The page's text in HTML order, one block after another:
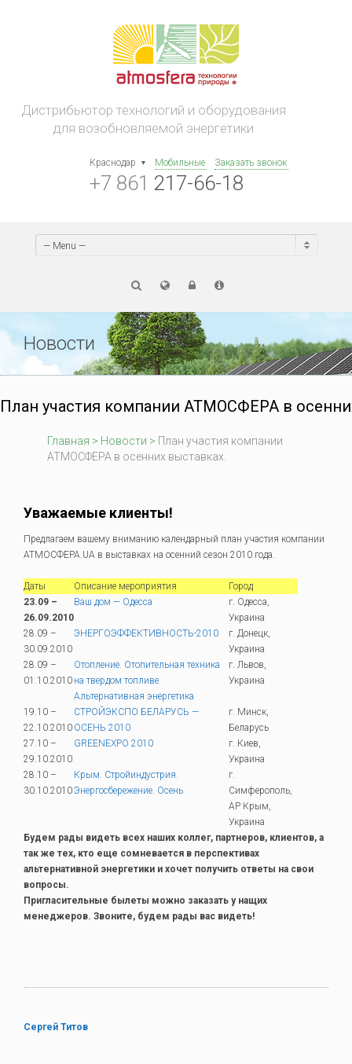
Дистрибьютор технологий и оборудования
для возобновляемой энергетики
Краснодар Мобильные Заказать звонок
+7 861 217-66-18
— Menu —
Новости
План участия компании АТМОСФЕРА в
Главная > Новости > План участия компании
АТМОСФЕРА в осенних выставках.
Уважаемые клиенты!
Предлагаем вашему вниманию календарный план участия компании
АТМОСФЕРА.UA в выставках на осенний сезон 2010 года.
Даты Описание мероприятия
Город
23.09 –
26.09.2010
Ваш дом — Одесса
г. Одесса,
Украина
28.09 –
30.09.2010
ЭНЕРГОЭФФЕКТИВНОСТЬ-2010
г. Донецк,
Украина
28.09 –
01.10.2010
Отопление. Отопительная техника
на твердом топливе.
Альтернативная энергетика
г. Львов,
Украина
19.10 –
22.10.2010
СТРОЙЭКСПО БЕЛАРУСЬ —
ОСЕНЬ 2010
г. Минск,
Беларусь
27.10 –
29.10.2010
GREENEXPO 2010
г. Киев,
Украина
28.10 –
30.10.2010
Крым. Стройиндустрия.
Энергосбережение. Осень
г.
Симферополь,
АР Крым,
Украина
Будем рады видеть всех наших коллег, партнеров, клиентов, а
так же тех, кто еще сомневается в перспективах
альтернативной энергетики и хочет получить ответы на свои
вопросы.
Пригласительные былеты можно заказать у нащих
менеджеров. Звоните, будем рады вас видеть!
Сергей Титов